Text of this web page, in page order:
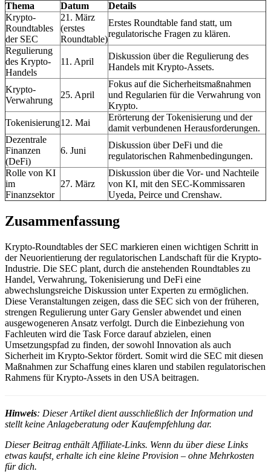
Thema Datum
Details
Krypto-
Roundtables
der SEC
21. März
(erstes
Roundtable)
Erstes Roundtable fand statt, um
regulatorische Fragen zu klären.
Regulierung
des Krypto-
Handels
11. April
Diskussion über die Regulierung des
Handels mit Krypto-Assets.
Krypto-
Verwahrung
25. April
Fokus auf die Sicherheitsmaßnahmen
und Regularien für die Verwahrung von
Krypto.
Tokenisierung12. Mai
Erörterung der Tokenisierung und der
damit verbundenen Herausforderungen.
Dezentrale
Finanzen
(DeFi)
6. Juni
Diskussion über DeFi und die
regulatorischen Rahmenbedingungen.
Rolle von KI
im
Finanzsektor
27. März
Diskussion über die Vor- und Nachteile
von KI, mit den SEC-Kommissaren
Uyeda, Peirce und Crenshaw.
Zusammenfassung
Krypto-Roundtables der SEC markieren einen wichtigen Schritt in
der Neuorientierung der regulatorischen Landschaft für die Krypto-
Industrie. Die SEC plant, durch die anstehenden Roundtables zu
Handel, Verwahrung, Tokenisierung und DeFi eine
abwechslungsreiche Diskussion unter Experten zu ermöglichen.
Diese Veranstaltungen zeigen, dass die SEC sich von der früheren,
strengen Regulierung unter Gary Gensler abwendet und einen
ausgewogeneren Ansatz verfolgt. Durch die Einbeziehung von
Fachleuten wird die Task Force darauf abzielen, einen
Umsetzungspfad zu finden, der sowohl Innovation als auch
Sicherheit im Krypto-Sektor fördert. Somit wird die SEC mit diesen
Maßnahmen zur Schaffung eines klaren und stabilen regulatorischen
Rahmens für Krypto-Assets in den USA beitragen.
Hinweis: Dieser Artikel dient ausschließlich der Information und
stellt keine Anlageberatung oder Kaufempfehlung dar.
Dieser Beitrag enthält Affiliate-Links. Wenn du über diese Links
etwas kaufst, erhalte ich eine kleine Provision – ohne Mehrkosten
für dich.